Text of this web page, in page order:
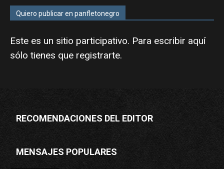
Quiero publicar en panfletonegro
Este es un sitio participativo. Para escribir aquí
sólo tienes que registrarte.
RECOMENDACIONES DEL EDITOR
MENSAJES POPULARES